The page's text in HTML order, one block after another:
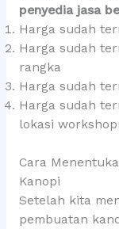
penyedia jasa
Harga sudah
Harga sudah
rangka
Harga sudah
Harga sudah
lokasi
Cara
Kanopi
Setelah kita
pembuatan